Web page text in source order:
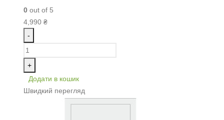
0 out of 5
4,990 ₴
-
+
Додати в кошик
Швидкий перегляд